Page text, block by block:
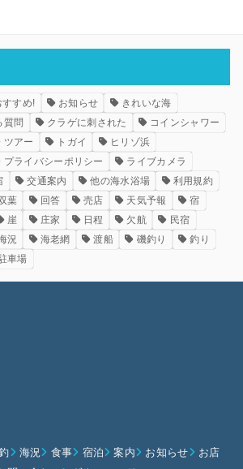
すすめ! お知らせ
きれいな海
質問 クラゲに刺された
コインシャワー
ツアー トガイ
ヒリゾ浜
プライバシーポリシー
ライブカメラ
交通案内 他の海水浴場
利用規約
葉 回答 売店 天気予報
宿
崖 庄家 日程 欠航
民宿
況 海老網 渡船 磯釣り
釣り
車場
海況 食事 宿泊 案内 お知らせ
お店